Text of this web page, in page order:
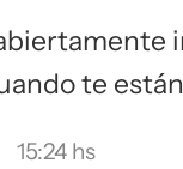
te
15:24 hs